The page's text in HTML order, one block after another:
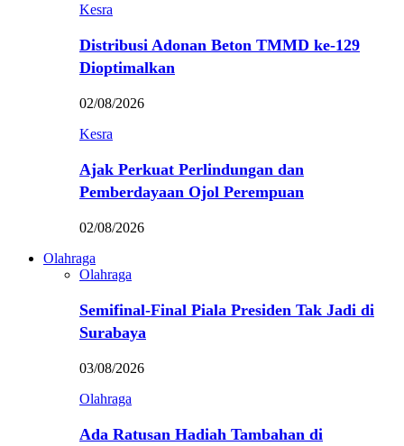
Kesra
Distribusi Adonan Beton TMMD ke-129
Dioptimalkan
02/08/2026
Kesra
Ajak Perkuat Perlindungan dan
Pemberdayaan Ojol Perempuan
02/08/2026
Olahraga
Olahraga
Semifinal-Final Piala Presiden Tak Jadi di
Surabaya
03/08/2026
Olahraga
Ada Ratusan Hadiah Tambahan di